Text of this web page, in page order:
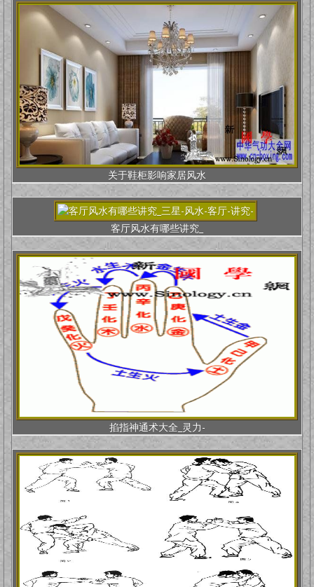
关于鞋柜影响家居风水
客厅风水有哪些讲究_
掐指神通术大全_灵力-